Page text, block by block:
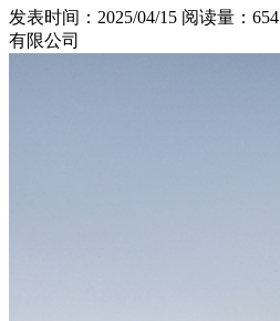
发表时间：2025/04/15 阅读量：654
有限公司